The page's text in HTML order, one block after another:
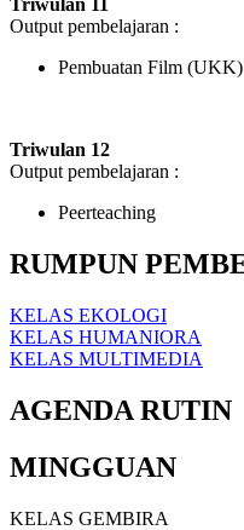
Triwulan 11
Output pembelajaran :
Pembuatan Film (UKK)
Triwulan 12
Output pembelajaran :
Peerteaching
RUMPUN
KELAS EKOLOGI
KELAS HUMANIORA
KELAS MULTIMEDIA
AGENDA RUTIN
MINGGUAN
KELAS GEMBIRA